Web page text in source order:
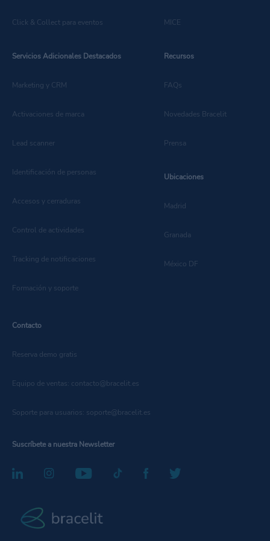
Click & Collect para eventos
Servicios Adicionales Destacados
Marketing y CRM
Activaciones de marca
Lead scanner
Identificación de personas
Accesos y cerraduras
Control de actividades
Tracking de notificaciones
Formación y soporte
MICE
Recursos
FAQs
Novedades Bracelit
Prensa
Ubicaciones
Madrid
Granada
México DF
Contacto
Reserva demo gratis
Equipo de ventas: contacto@bracelit.es
Soporte para usuarios: soporte@bracelit.es
Suscríbete a nuestra Newsletter